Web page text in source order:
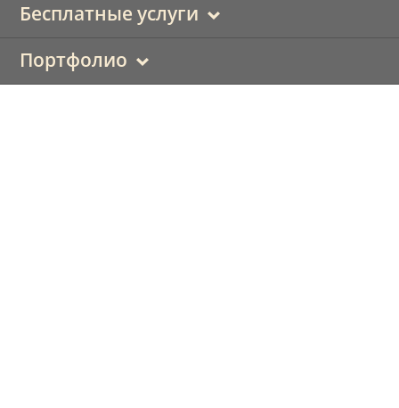
Бесплатные услуги
Портфолио